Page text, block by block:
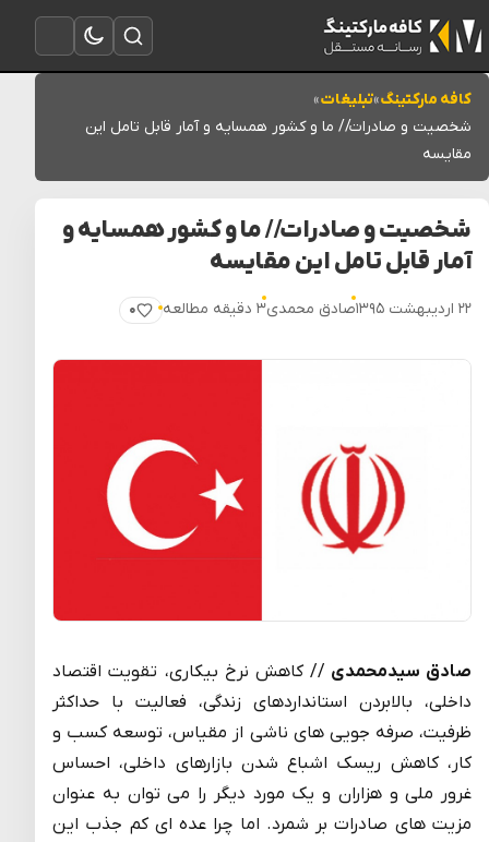
باز کردن منو
تغییر به حالت تاریک
باز کردن جستجو
کافه مارکتینگ»تبلیغات»
شخصیت و صادرات// ما و کشور همسایه و آمار قابل تامل این
مقایسه
شخصیت و صادرات// ما و کشور همسایه و
آمار قابل تامل این مقایسه
۲۲ اردیبهشت ۱۳۹۵ صادق محمدی۳ دقیقه مطالعه ۰
پسندیدن
صادق سیدمحمدی // کاهش نرخ بیکاری، تقویت اقتصاد
داخلی، بالابردن استانداردهای زندگی، فعالیت با حداکثر
ظرفیت، صرفه جویی های ناشی از مقیاس، توسعه کسب و
کار، کاهش ریسک اشباع شدن بازارهای داخلی، احساس
غرور ملی و هزاران و یک مورد دیگر را می توان به عنوان
مزیت های صادرات بر شمرد. اما چرا عده ای کم جذب این